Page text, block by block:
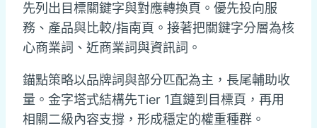
先列出目標關鍵字與對應轉換頁。優先投向服
務、產品與比較/指南頁。接著把關鍵字分層為核
心商業詞、近商業詞與資訊詞。
錨點策略以品牌詞與部分匹配為主，長尾輔助收
量。金字塔式結構先Tier 1直鏈到目標頁，再用
相關二級內容支撐，形成穩定的權重種群。